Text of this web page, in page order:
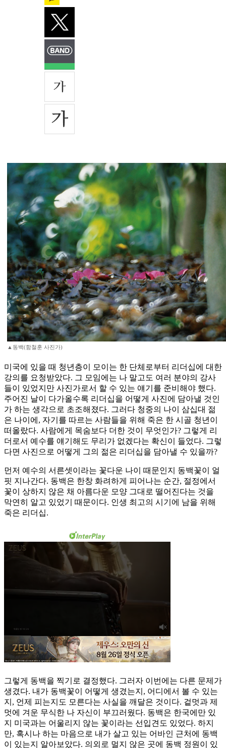
▲동백(함철훈 사진가)
미국에 있을 때 청년층이 모이는 한 단체로부터 리더십에 대한
강의를 요청받았다. 그 모임에는 나 말고도 여러 분야의 강사
들이 있었지만 사진가로서 할 수 있는 얘기를 준비해야 했다.
주어진 날이 다가올수록 리더십을 어떻게 사진에 담아낼 것인
가 하는 생각으로 초조해졌다. 그러다 청중의 나이 삼십대 젊
은 나이에, 자기를 따르는 사람들을 위해 죽은 한 시골 청년이
떠올랐다. 사람에게 목숨보다 더한 것이 무엇인가? 그렇게 리
더로서 예수를 얘기해도 무리가 없겠다는 확신이 들었다. 그렇
다면 사진으로 어떻게 그의 젊은 리더십을 담아낼 수 있을까?
먼저 예수의 서른셋이라는 꽃다운 나이 때문인지 동백꽃이 얼
핏 지나간다. 동백은 한창 화려하게 피어나는 순간, 절정에서
꽃이 상하지 않은 채 아름다운 모양 그대로 떨어진다는 것을
막연히 알고 있었기 때문이다. 인생 최고의 시기에 남을 위해
죽은 리더십.
그렇게 동백을 찍기로 결정했다. 그러자 이번에는 다른 문제가
생겼다. 내가 동백꽃이 어떻게 생겼는지, 어디에서 볼 수 있는
지, 언제 피는지도 모른다는 사실을 깨달은 것이다. 겉멋과 제
멋에 겨운 무식한 나 자신이 부끄러웠다. 동백은 한국에만 있
지 미국과는 어울리지 않는 꽃이라는 선입견도 있었다. 하지
만, 혹시나 하는 마음으로 내가 살고 있는 어바인 근처에 동백
이 있는지 알아보았다. 의외로 멀지 않은 곳에 동백 정원이 있